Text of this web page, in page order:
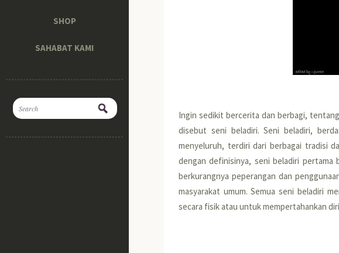
SHOP
SAHABAT KAMI
Ingin sedikit bercerita dan berbagi,
disebut seni beladiri.Seni beladiri,
menyeluruh, terdiri dari berbagai tradisi
dengan definisinya, seni beladiri pertama
berkurangnya peperangan dan
masyarakat umum. Semua seni beladiri
secara fisik atau untuk mempertahankan